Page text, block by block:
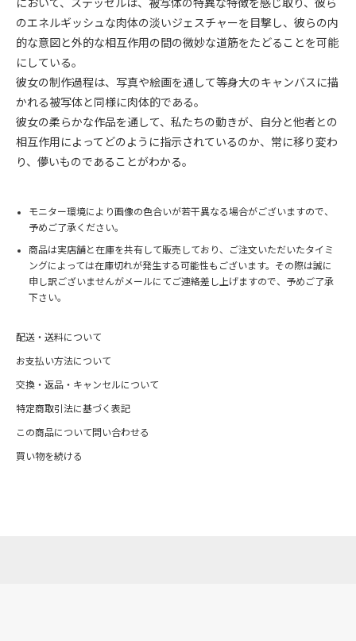
において、ステッセルは、被写体の特異な特徴を感じ取り、彼ら
のエネルギッシュな肉体の淡いジェスチャーを目撃し、彼らの内
的な意図と外的な相互作用の間の微妙な道筋をたどることを可能
にしている。
彼女の制作過程は、写真や絵画を通して等身大のキャンバスに描
かれる被写体と同様に肉体的である。
彼女の柔らかな作品を通して、私たちの動きが、自分と他者との
相互作用によってどのように指示されているのか、常に移り変わ
り、儚いものであることがわかる。
モニター環境により画像の色合いが若干異なる場合がございますので、
予めご了承ください。
商品は実店舗と在庫を共有して販売しており、ご注文いただいたタイミ
ングによっては在庫切れが発生する可能性もございます。その際は誠に
申し訳ございませんがメールにてご連絡差し上げますので、予めご了承
下さい。
配送・送料について
お支払い方法について
交換・返品・キャンセルについて
特定商取引法に基づく表記
この商品について問い合わせる
買い物を続ける